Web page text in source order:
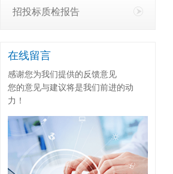
招投标质检报告
在线留言
感谢您为我们提供的反馈意见
您的意见与建议将是我们前进的动
力！